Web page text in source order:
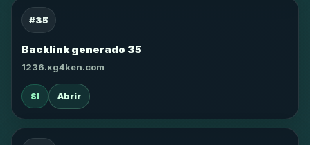
#35
Backlink generado 35
1236.xg4ken.com
SI Abrir